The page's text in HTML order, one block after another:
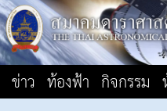
ข่าว ท้องฟ้า กิจกรรม